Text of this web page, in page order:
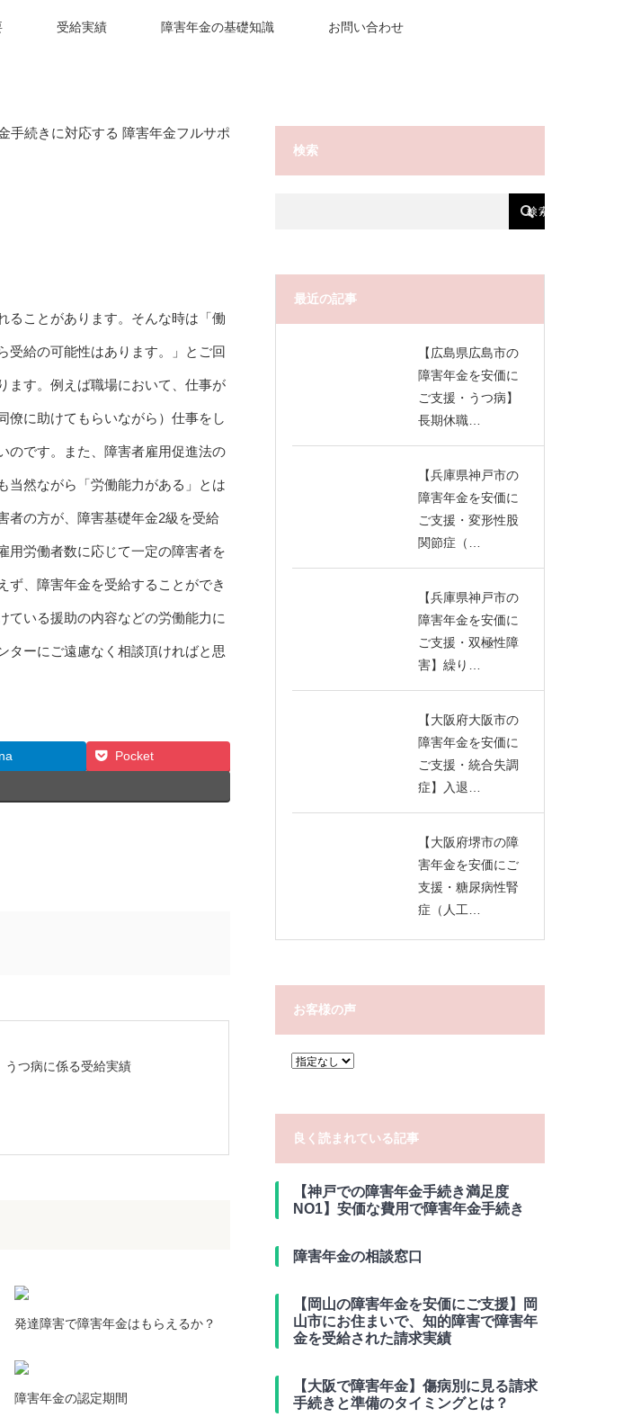
受給実績 障害年金の基礎知識 お問い合わせ
ることがあります。そんな時は「働
受給の可能性はあります。」とご回
ます。例えば職場において、仕事が
僚に助けてもらいながら）仕事をし
のです。また、障害者雇用促進法の
当然ながら「労働能力がある」とは
者の方が、障害基礎年金2級を受給
用労働者数に応じて一定の障害者を
ず、障害年金を受給することができ
ている援助の内容などの労働能力に
ターにご遠慮なく相談頂ければと思
Pocket
うつ病に係る受給実績
発達障害で障害年金はもらえるか？
障害年金の認定期間
検索
最近の記事
【広島県広島市の
障害年金を安価に
ご支援・うつ病】
長期休職…
【兵庫県神戸市の
障害年金を安価に
ご支援・変形性股
関節症（…
【兵庫県神戸市の
障害年金を安価に
ご支援・双極性障
害】繰り…
【大阪府大阪市の
障害年金を安価に
ご支援・統合失調
症】入退…
【大阪府堺市の障
害年金を安価にご
支援・糖尿病性腎
症（人工…
お客様の声
良く読まれている記事
【神戸での障害年金手続き満足度
NO1】安価な費用で障害年金手続き
障害年金の相談窓口
【岡山の障害年金を安価にご支援】岡
山市にお住まいで、知的障害で障害年
金を受給された請求実績
【大阪で障害年金】傷病別に見る請求
手続きと準備のタイミングとは？